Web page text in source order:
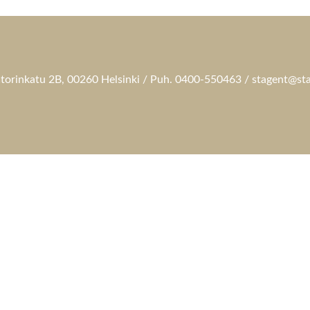
2B, 00260 Helsinki / Puh. 0400-550463 /